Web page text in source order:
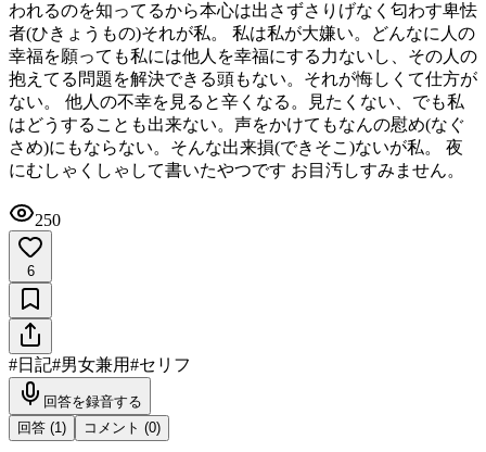
われるのを知ってるから本心は出さずさりげなく匂わす卑怯
者(ひきょうもの)それが私。 私は私が大嫌い。どんなに人の
幸福を願っても私には他人を幸福にする力ないし、その人の
抱えてる問題を解決できる頭もない。それが悔しくて仕方が
ない。 他人の不幸を見ると辛くなる。見たくない、でも私
はどうすることも出来ない。声をかけてもなんの慰め(なぐ
さめ)にもならない。そんな出来損(できそこ)ないが私。 夜
にむしゃくしゃして書いたやつです お目汚しすみません。
250
6
#日記#男女兼用#セリフ
回答を録音する
回答 (1 ) コメント (0)